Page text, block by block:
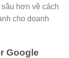
hơn về cách
cho doanh
Google